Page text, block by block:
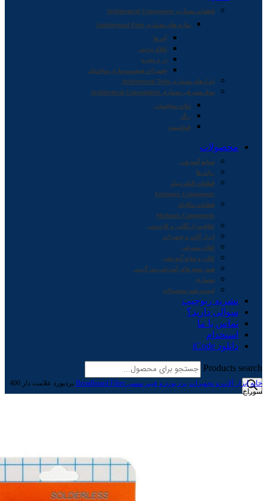
قطعات معماری Architectural Components
سازه های معماری Architectural Parts
آجرها
اقلام تزئینی
در و پنجره
تجهیزات هوشمندسازی ساختمان
ابزارهای معماری Architectural Tools
مواد مصرفی معماری Architectural Consumables
ملات ساختمانی
رنگ
فنداسیون
محصولات
صنایع آموزشی
ربات ها
قطعات الکترونیک
Electronic Components
قطعات مکانیک
Mechanic Components
خلاقیت اریگامی و کاردستی
ابزار آلات و تجهیزات
اقلام مصرفی
کتاب و منابع آموزشی
همه بسته های آموزشی-سرگرمی
معماری
لیست همه محصولات
نشریه ربوچیپ
سوالی دارید؟
تماس با ما
استخدام
دانلود iCode
Products search
خانه ابزار آلات و تجهیزات برد بورد و فیبر مسی Breadboard Fiber
بردبورد علامت دار 400
سوراخ